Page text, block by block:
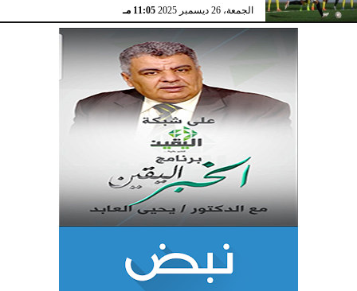
الجمعة، 26 ديسمبر 2025 11:05 مـ